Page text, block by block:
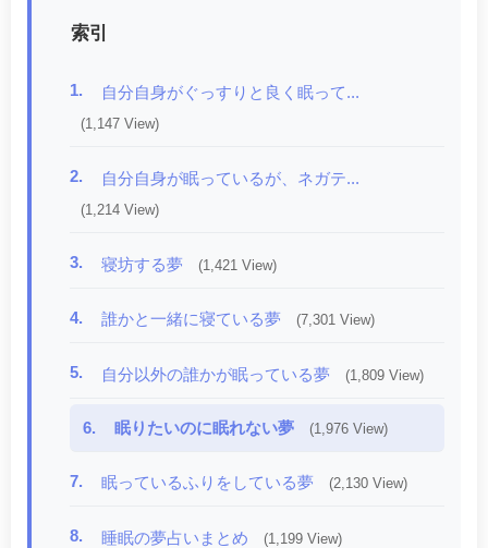
索引
1. 自分自身がぐっすりと良く眠って...
(1,147 View)
2. 自分自身が眠っているが、ネガテ...
(1,214 View)
3. 寝坊する夢 (1,421 View)
4. 誰かと一緒に寝ている夢 (7,301 View)
5. 自分以外の誰かが眠っている夢 (1,809 View)
6. 眠りたいのに眠れない夢 (1,976 View)
7. 眠っているふりをしている夢 (2,130 View)
8. 睡眠の夢占いまとめ (1,199 View)